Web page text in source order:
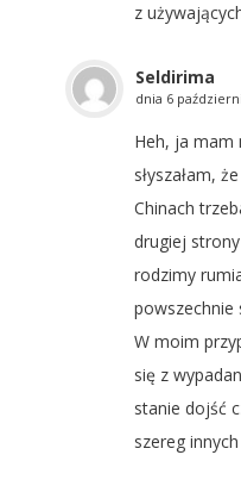
z
Seldirima
dnia 6
Heh, ja mam
słyszałam,
Chinach
drugiej
rodzimy
powszechnie
W moim
się z
stanie dojść
szereg